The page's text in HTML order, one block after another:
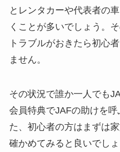
とレンタカーや代表者の
くことが多いでしょう。
トラブルがおきたら初心
ません。
その状況で誰か一人でも
会員特典でJAFの助けを
た、初心者の方はまずは
確かめてみると良いでし